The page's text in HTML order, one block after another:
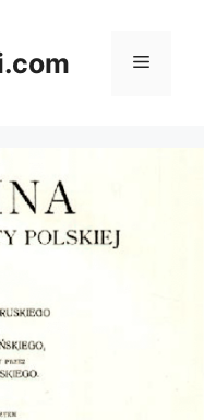
Menu